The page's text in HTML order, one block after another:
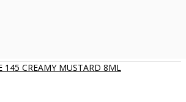
145 CREAMY MUSTARD 8ML